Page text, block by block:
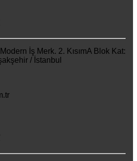
İş Merk. 2. KısımA Blok Kat:
/ İstanbul